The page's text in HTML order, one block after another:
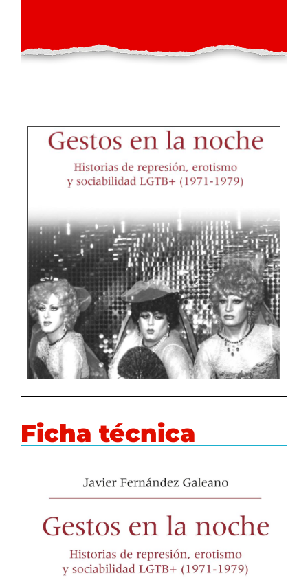
Ficha técnica